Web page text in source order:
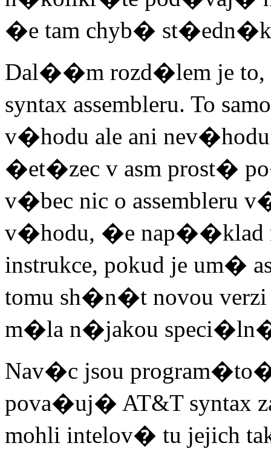
�e tam chyb�
Dal��m rozd�lem je
syntax assembleru. To
v�hodu ale ani
�et�zec v asm prost�
v�bec nic o assembleru
v�hodu, �e
instrukce, pokud je um�
tomu sh�n�t novou
m�la n�jakou
Nav�c jsou
pova�uj� AT&T syntax
mohli intelov� tu jejich